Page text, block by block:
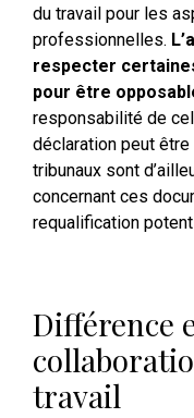
du travail pour les
professionnelles.
respecter
pour être
responsabilité de
déclaration peut
tribunaux sont
concernant ces
requalification
Différence
travail